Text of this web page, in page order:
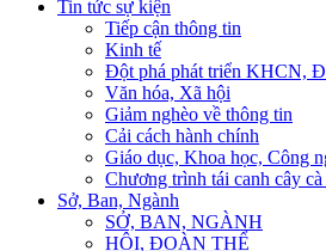
Tin tức sự kiện
Tiếp cận thông tin
Kinh tế
Đột phá phát triển KHCN,
Văn hóa, Xã hội
Giảm nghèo về thông tin
Cải cách hành chính
Giáo dục, Khoa học, Công
Chương trình tái canh cây cà
Sở, Ban, Ngành
SỞ, BAN, NGÀNH
HỘI, ĐOÀN THỂ